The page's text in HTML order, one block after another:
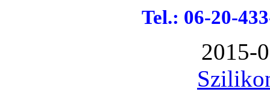
Tel.: 06-20-
2015-